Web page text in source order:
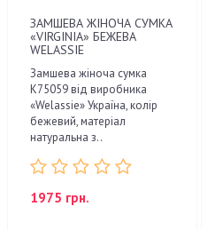
ЗАМШЕВА ЖІНОЧА СУМКА
«VIRGINIA» БЕЖЕВА
WELASSIE
Замшева жіноча сумка
К75059 від виробника
«Welassie» Україна, колір
бежевий, матеріал
натуральна з..
1975 грн.